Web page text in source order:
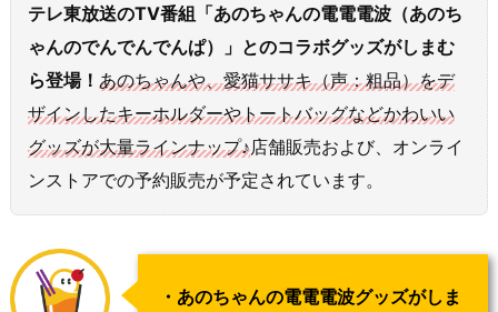
テレ東放送のTV番組「あのちゃんの電電電波（あのち
ゃんのでんでんでんぱ）」とのコラボグッズがしまむ
ら登場！ あのちゃんや、愛猫ササキ（声：粗品）をデ
ザインしたキーホルダーやトートバッグなどかわいい
グッズが大量ラインナップ♪店舗販売および、オンライ
ンストアでの予約販売が予定されています。
・あのちゃんの電電電波グッズがしま